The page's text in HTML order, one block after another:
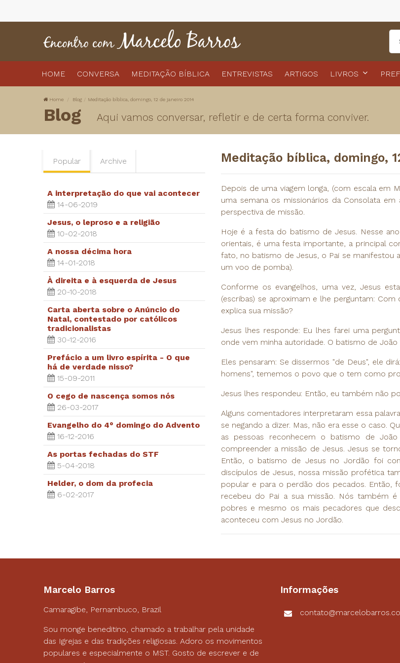
HOME CONVERSA MEDITAÇÃO BÍBLICA ENTREVISTAS ARTIGOS LIVROS
Home Blog Meditação bíblica, domingo, 12 de janeiro 2014
Blog Aqui vamos conversar, refletir e de certa forma conviver.
Popular Archive
A interpretação do que vai acontecer
14-06-2019
Jesus, o leproso e a religião
10-02-2018
A nossa décima hora
14-01-2018
À direita e à esquerda de Jesus
20-10-2018
Carta aberta sobre o Anúncio do
Natal, contestado por católicos
tradicionalistas
30-12-2016
Prefácio a um livro espírita - O que
há de verdade nisso?
15-09-2011
O cego de nascença somos nós
26-03-2017
Evangelho do 4° domingo do Advento
16-12-2016
As portas fechadas do STF
5-04-2018
Helder, o dom da profecia
6-02-2017
Meditação bíblica, domingo,
Depois de uma viagem longa, (com escala em
uma semana os missionários da Consolata
perspectiva de missão.
Hoje é a festa do batismo de Jesus. Nesse
orientais, é uma festa importante, a principal
fato, no batismo de Jesus, o Pai se manifestou
um voo de pomba).
Conforme os evangelhos, uma vez, Jesus
(escribas) se aproximam e lhe perguntam:
explica sua missão?
Jesus lhes responde: Eu lhes farei uma
onde vem minha autoridade. O batismo de
Eles pensaram: Se dissermos "de Deus", ele
homens", tememos o povo que o tem como
Jesus lhes respondeu: Então, eu também não
Alguns comentadores interpretaram essa
se negando a dizer. Mas, não era esse o caso.
as pessoas reconhecem o batismo de
compreender a missão de Jesus. Jesus se
Então, o batismo de Jesus no Jordão foi
discípulos de Jesus, nossa missão profética
popular e para o perdão dos pecados. Então,
recebeu do Pai a sua missão. Nós também
pobres e mesmo os mais pecadores que
aconteceu com Jesus no Jordão.
Marcelo Barros
Camaragibe, Pernambuco, Brazil
Sou monge beneditino, chamado a trabalhar pela unidade
das Igrejas e das tradições religiosas. Adoro os movimentos
populares e especialmente o MST. Gosto de escrever e de
Informações